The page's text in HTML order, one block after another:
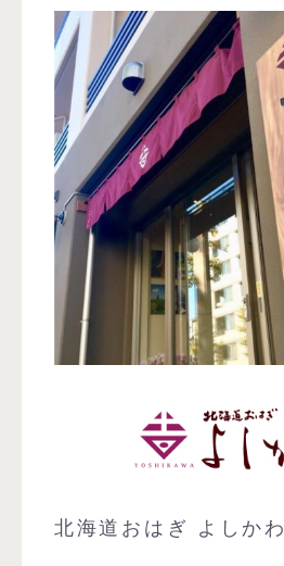
北海道おはぎ よしかわ